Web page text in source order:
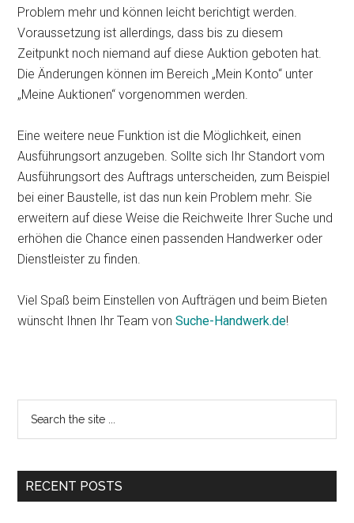
Problem mehr und können leicht berichtigt werden.
Voraussetzung ist allerdings, dass bis zu diesem
Zeitpunkt noch niemand auf diese Auktion geboten hat.
Die Änderungen können im Bereich „Mein Konto“ unter
„Meine Auktionen“ vorgenommen werden.
Eine weitere neue Funktion ist die Möglichkeit, einen
Ausführungsort anzugeben. Sollte sich Ihr Standort vom
Ausführungsort des Auftrags unterscheiden, zum Beispiel
bei einer Baustelle, ist das nun kein Problem mehr. Sie
erweitern auf diese Weise die Reichweite Ihrer Suche und
erhöhen die Chance einen passenden Handwerker oder
Dienstleister zu finden.
Viel Spaß beim Einstellen von Aufträgen und beim Bieten
wünscht Ihnen Ihr Team vonSuche-Handwerk.de!
Primary
Sidebar
...
RECENT POSTS